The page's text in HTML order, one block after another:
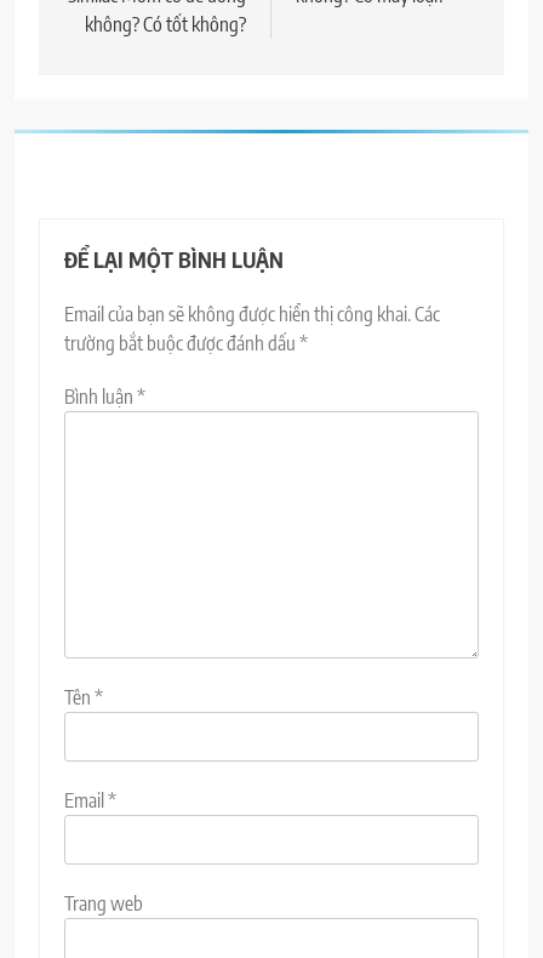
bàikhông? Có tốt không?
ĐỂ LẠI MỘT BÌNH LUẬN
Email của bạn sẽ không được hiển thị công khai.Các
trường bắt buộc được đánh dấu *
Bình luận *
Tên *
Email *
Trang web